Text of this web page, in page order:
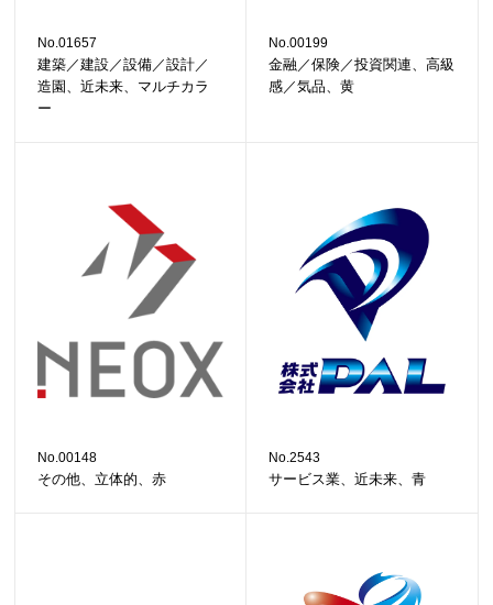
No.01657
建築／建設／設備／設計／
造園、近未来、マルチカラ
ー
No.00199
金融／保険／投資関連、高級
感／気品、黄
No.00148
その他、立体的、赤
No.2543
サービス業、近未来、青